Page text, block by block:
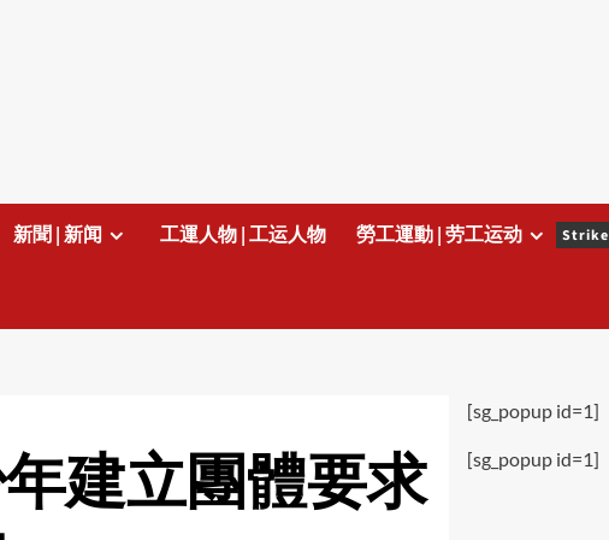
新聞 | 新闻 工運人物 | 工运人物 勞工運動 | 劳工运动 Strike
建立團體要求
[sg_popup id=1]
[sg_popup id=1]